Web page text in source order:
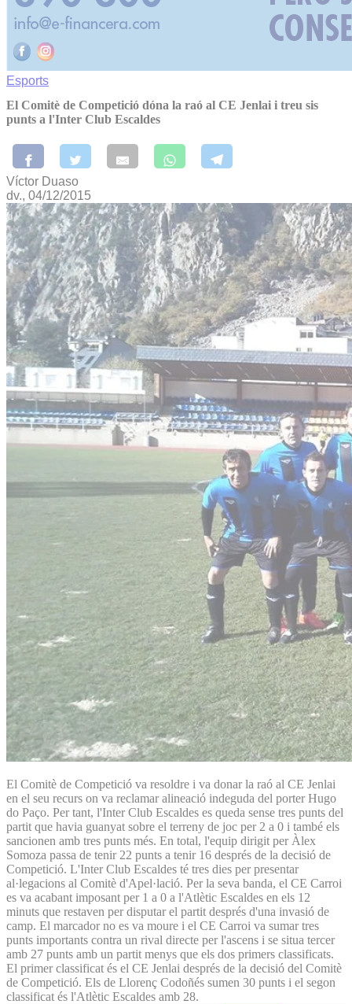
Esports
El Comitè de Competició dóna la raó al CE Jenlai i treu sis
punts a l'Inter Club Escaldes
Víctor Duaso
dv., 04/12/2015
El Comitè de Competició va resoldre i va donar la raó al CE Jenlai
en el seu recurs on va reclamar alineació indeguda del porter Hugo
do Paço. Per tant, l'Inter Club Escaldes es queda sense tres punts del
partit que havia guanyat sobre el terreny de joc per 2 a 0 i també els
sancionen amb tres punts més. En total, l'equip dirigit per Àlex
Somoza passa de tenir 22 punts a tenir 16 després de la decisió de
Competició. L'Inter Club Escaldes té tres dies per presentar
al·legacions al Comitè d'Apel·lació. Per la seva banda, el CE Carroi
es va acabant imposant per 1 a 0 a l'Atlètic Escaldes en els 12
minuts que restaven per disputar el partit després d'una invasió de
camp. El marcador no es va moure i el CE Carroi va sumar tres
punts importants contra un rival directe per l'ascens i se situa tercer
amb 27 punts amb un partit menys que els dos primers classificats.
El primer classificat és el CE Jenlai després de la decisió del Comitè
de Competició. Els de Llorenç Codoñés sumen 30 punts i el segon
classificat és l'Atlètic Escaldes amb 28.